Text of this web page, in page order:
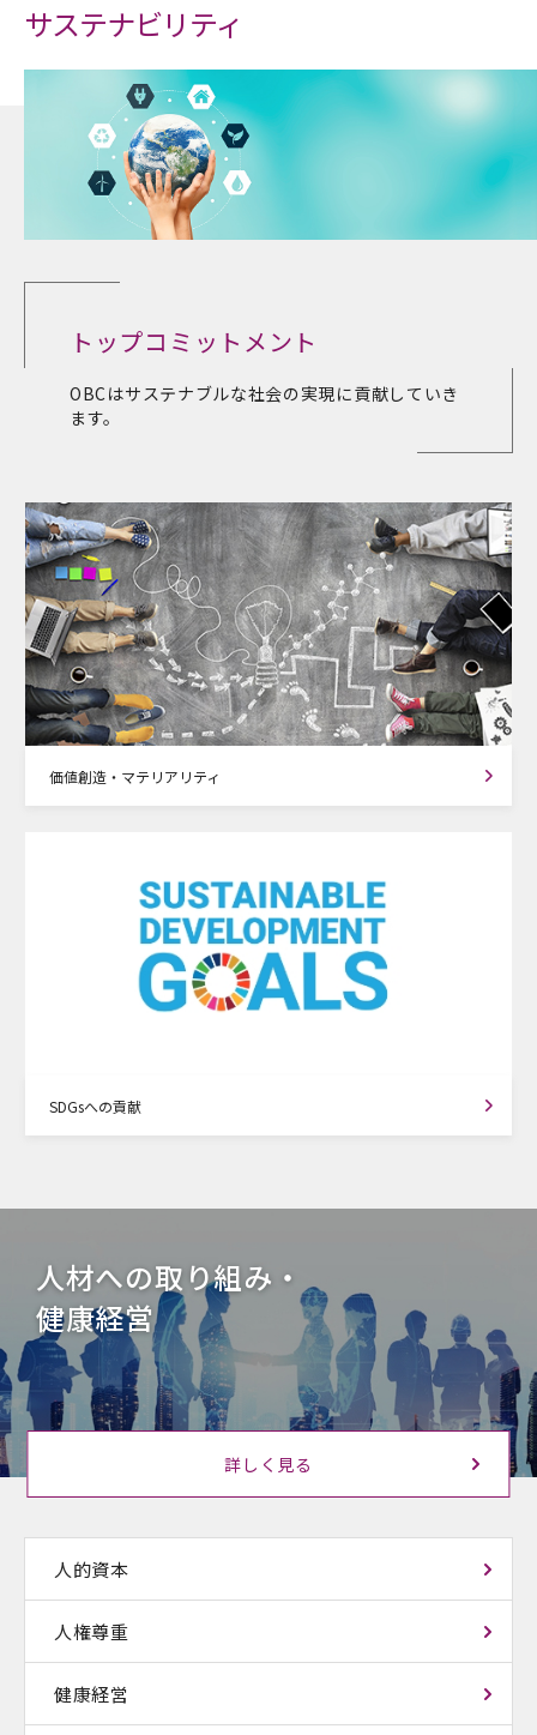
サステナビリティ
トップコミットメント
OBCはサステナブルな社会の実現に貢献していき
ます。
価値創造・マテリアリティ
SDGsへの貢献
人材への取り組み・
健康経営
詳しく見る
人的資本
人権尊重
健康経営